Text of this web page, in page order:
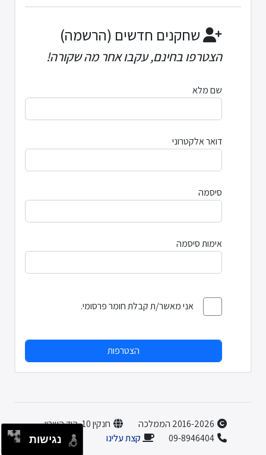
שחקנים חדשים (הרשמה)
הצטרפו בחינם, עקבו אחר מה שקורה!
שם מלא
דואר אלקטרוני
סיסמה
אימות סיסמה
אני מאשר/ת קבלת חומר פרסומי.
חנקין 10, הוד השרון
קצת עלינו נגישות